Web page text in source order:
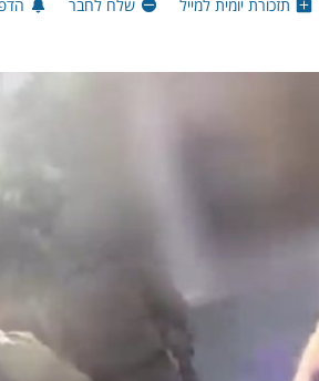
תזכורת יומית למייל שלח לחבר